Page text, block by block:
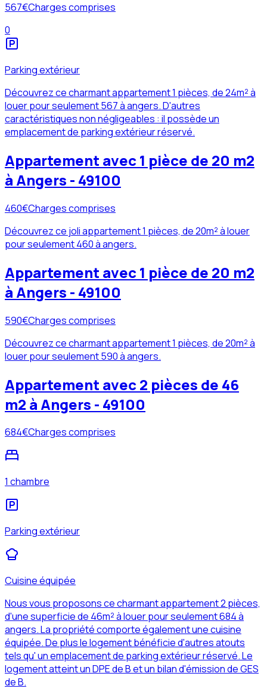
567€Charges comprises
0
Parking extérieur
Découvrez ce charmant appartement 1 pièces, de 24m² à
louer pour seulement 567 à angers. D'autres
caractéristiques non négligeables : il possède un
emplacement de parking extérieur réservé.
Appartement avec 1 pièce de 20 m2
à Angers - 49100
460€Charges comprises
Découvrez ce joli appartement 1 pièces, de 20m² à louer
pour seulement 460 à angers.
Appartement avec 1 pièce de 20 m2
à Angers - 49100
590€Charges comprises
Découvrez ce charmant appartement 1 pièces, de 20m² à
louer pour seulement 590 à angers.
Appartement avec 2 pièces de 46
m2 à Angers - 49100
684€Charges comprises
1 chambre
Parking extérieur
Cuisine équipée
Nous vous proposons ce charmant appartement 2 pièces,
d'une superficie de 46m² à louer pour seulement 684 à
angers. La propriété comporte également une cuisine
équipée. De plus le logement bénéficie d'autres atouts
tels qu' un emplacement de parking extérieur réservé. Le
logement atteint un DPE de B et un bilan d'émission de GES
de B.